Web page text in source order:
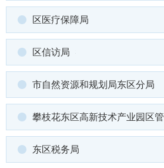
区医疗保障局
区信访局
市自然资源和规划局东区分局
攀枝花东区高新技术产业园区管
东区税务局